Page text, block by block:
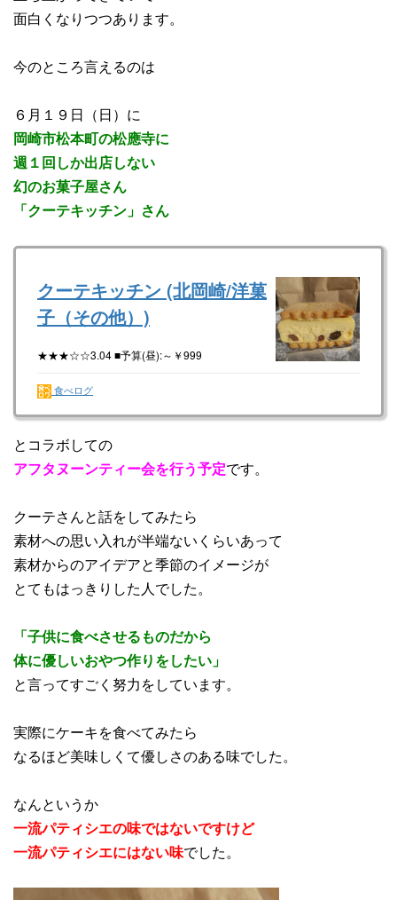
面白くなりつつあります。
今のところ言えるのは
６月１９日（日）に
岡崎市松本町の松應寺に
週１回しか出店しない
幻のお菓子屋さん
「クーテキッチン」さん
クーテキッチン (北岡崎/洋菓
子（その他）)
★★★☆☆3.04 ■予算(昼):～￥999
食べログ
とコラボしての
アフタヌーンティー会を行う予定です。
クーテさんと話をしてみたら
素材への思い入れが半端ないくらいあって
素材からのアイデアと季節のイメージが
とてもはっきりした人でした。
「子供に食べさせるものだから
体に優しいおやつ作りをしたい」
と言ってすごく努力をしています。
実際にケーキを食べてみたら
なるほど美味しくて優しさのある味でした。
なんというか
一流パティシエの味ではないですけど
一流パティシエにはない味でした。